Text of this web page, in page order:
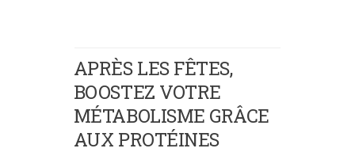
APRÈS LES FÊTES,
BOOSTEZ VOTRE
MÉTABOLISME GRÂCE
AUX PROTÉINES